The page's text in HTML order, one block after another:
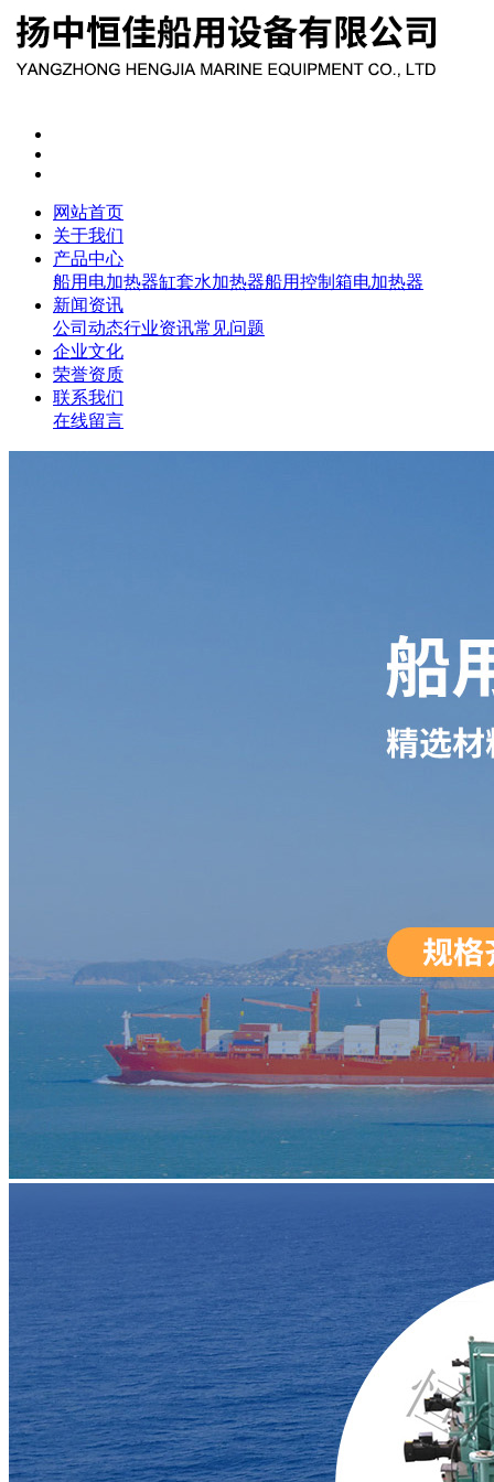
网站首页
关于我们
产品中心
船用电加热器缸套水加热器船用控制箱电加热器
新闻资讯
公司动态行业资讯常见问题
企业文化
荣誉资质
联系我们
在线留言